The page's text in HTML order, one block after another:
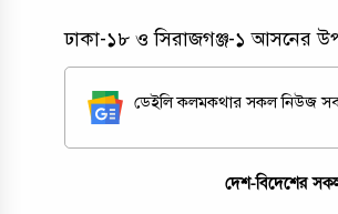
ঢাকা-১৮ ও সিরাজগঞ্জ-১ আসনের
ডেইলি কলমকথার সকল নিউজ
দেশ-বিদেশের